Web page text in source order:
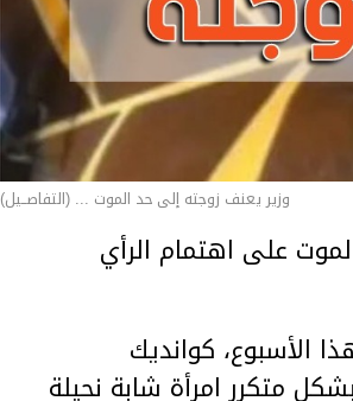
وزير يعنف زوجته إلى حد الموت ... (التفاصــيل)
على اهتمام الرأي
الأسبوع، كوانديك
متكرر امرأة شابة نحيلة